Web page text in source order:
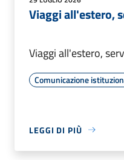
Viaggi all'estero,
Viaggi all'estero,
Comunicazione
LEGGI DI PIÙ